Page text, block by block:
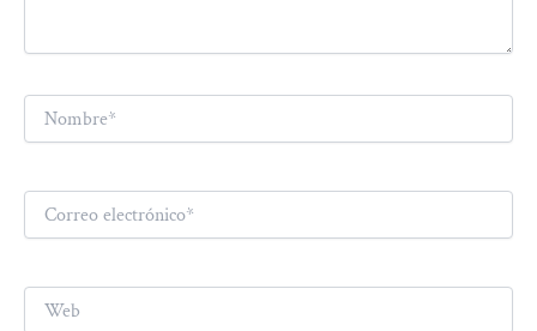
electrónico*
Web